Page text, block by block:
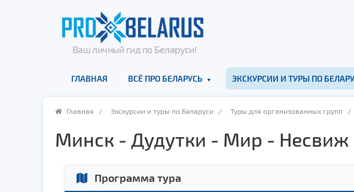
Ваш личный гид по Беларуси!
ГЛАВНАЯ ВСЁ ПРО БЕЛАРУСЬ ЭКСКУРСИИ И ТУРЫ ПО
Главная / Экскурсии и туры по Беларуси / Туры для организованных групп /
Минск - Дудутки - Мир - Несвиж
Программа тура